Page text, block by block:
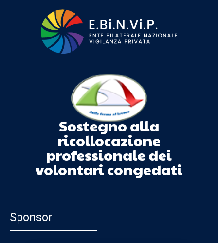
Sostegno alla
ricollocazione
professionale dei
volontari congedati
Sponsor